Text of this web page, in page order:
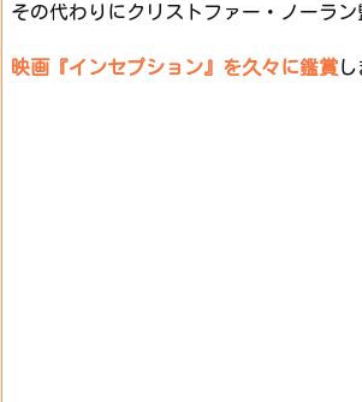
その代わりにクリストファー・ノーラン
映画『インセプション』を久々に鑑賞し